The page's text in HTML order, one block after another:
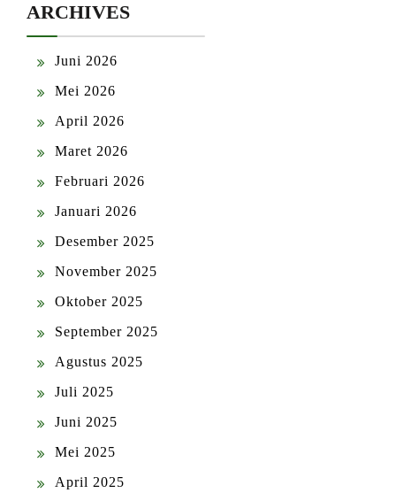
ARCHIVES
Juni 2026
Mei 2026
April 2026
Maret 2026
Februari 2026
Januari 2026
Desember 2025
November 2025
Oktober 2025
September 2025
Agustus 2025
Juli 2025
Juni 2025
Mei 2025
April 2025